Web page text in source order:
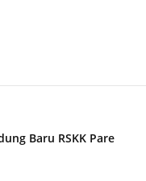
Baru RSKK Pare